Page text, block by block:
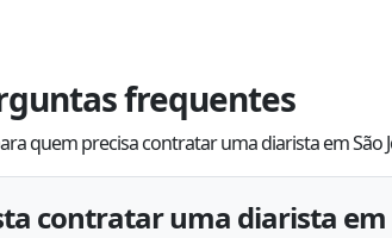
frequentes
quem precisa contratar uma diarista em São
contratar uma diarista em